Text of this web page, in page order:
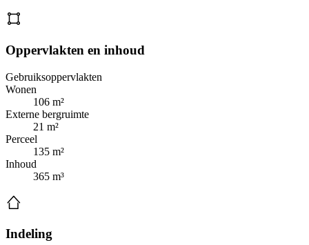
Oppervlakten en inhoud
Gebruiksoppervlakten
Wonen
106 m²
Externe bergruimte
21 m²
Perceel
135 m²
Inhoud
365 m³
Indeling